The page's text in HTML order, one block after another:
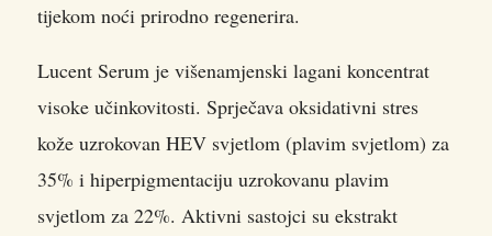
tijekom noći prirodno regenerira.
Lucent Serum je višenamjenski lagani koncentrat
visoke učinkovitosti. Sprječava oksidativni stres
kože uzrokovan HEV svjetlom (plavim svjetlom) za
35% i hiperpigmentaciju uzrokovanu plavim
svjetlom za 22%. Aktivni sastojci su ekstrakt